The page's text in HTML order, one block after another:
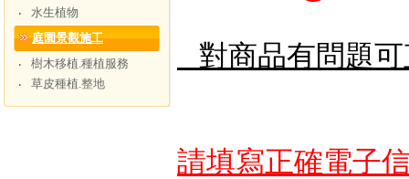
‧
水生植物
庭園景觀施工
‧
樹木移植.種植服務
‧
草皮種植.整地
對商品有問題
請填寫正確電子